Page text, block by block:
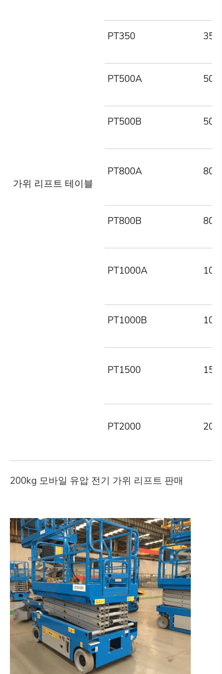
가위 리프트 테이블
PT350
PT500A
PT500B
PT800A
PT800B
PT1000A
PT1000B
PT1500
PT2000
200kg 모바일 유압 전기 가위 리프트 판매